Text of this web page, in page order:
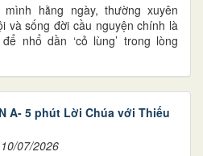
mình hằng ngày, thường xuyên
và sống đời cầu nguyện chính là
nhổ dần ‘cỏ lùng’ trong lòng
A- 5 phút Lời Chúa với Thiếu
07/2026